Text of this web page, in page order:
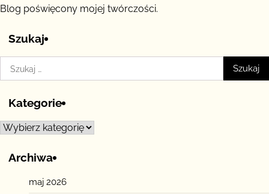
Blog poświęcony mojej twórczości.
Szukaj
Szukaj:
Kategorie
Kategorie
Archiwa
maj 2026